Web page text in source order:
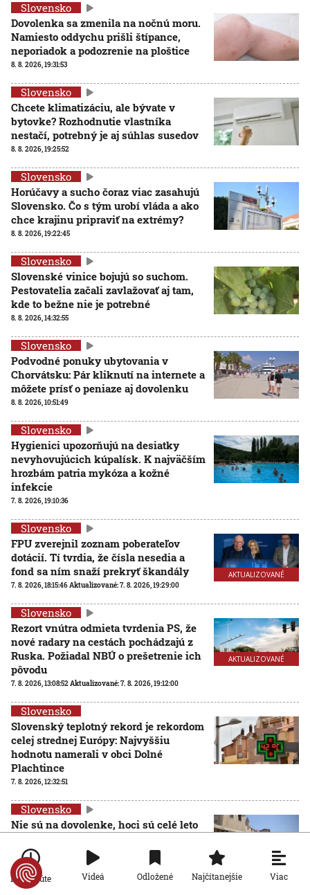
Slovensko
Dovolenka sa zmenila na nočnú moru.
Namiesto oddychu prišli štípance,
neporiadok a podozrenie na ploštice
8. 8. 2026, 19:31:53
Slovensko
Chcete klimatizáciu, ale bývate v
bytovke? Rozhodnutie vlastníka
nestačí, potrebný je aj súhlas susedov
8. 8. 2026, 19:25:52
Slovensko
Horúčavy a sucho čoraz viac zasahujú
Slovensko. Čo s tým urobí vláda a ako
chce krajinu pripraviť na extrémy?
8. 8. 2026, 19:22:45
Slovensko
Slovenské vinice bojujú so suchom.
Pestovatelia začali zavlažovať aj tam,
kde to bežne nie je potrebné
8. 8. 2026, 14:32:55
Slovensko
Podvodné ponuky ubytovania v
Chorvátsku: Pár kliknutí na internete a
môžete prísť o peniaze aj dovolenku
8. 8. 2026, 10:51:49
Slovensko
Hygienici upozorňujú na desiatky
nevyhovujúcich kúpalísk. K najväčším
hrozbám patria mykóza a kožné
infekcie
7. 8. 2026, 19:10:36
AKTUALIZOVANÉ
Slovensko
FPU zverejnil zoznam poberateľov
dotácií. Tí tvrdia, že čísla nesedia a
fond sa ním snaží prekryť škandály
7. 8. 2026, 18:15:46Aktualizované:7. 8. 2026, 19:29:00
AKTUALIZOVANÉ
Slovensko
Rezort vnútra odmieta tvrdenia PS, že
nové radary na cestách pochádzajú z
Ruska. Požiadal NBÚ o prešetrenie ich
pôvodu
7. 8. 2026, 13:08:52Aktualizované:7. 8. 2026, 19:12:00
Slovensko
Slovenský teplotný rekord je rekordom
celej strednej Európy: Najvyššiu
hodnotu namerali v obci Dolné
Plachtince
7. 8. 2026, 12:32:51
Slovensko
Nie sú na dovolenke, hoci sú celé leto
so slovenskými policajtami v
Chorvátsku
7. 8. 2026, 7:00:00
Po minúte Videá Odložené Najčítanejšie Viac